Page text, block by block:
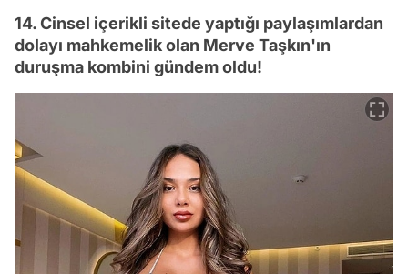
14. Cinsel içerikli sitede yaptığı paylaşımlardan
dolayı mahkemelik olan Merve Taşkın'ın
duruşma kombini gündem oldu!